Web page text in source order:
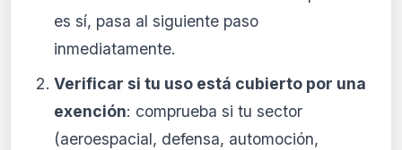
es sí, pasa al siguiente paso
inmediatamente.
Verificar si tu uso está cubierto por una
exención: comprueba si tu sector
(aeroespacial, defensa, automoción,